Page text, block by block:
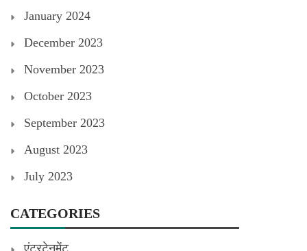
January 2024
December 2023
November 2023
October 2023
September 2023
August 2023
July 2023
CATEGORIES
एंटरटेनमेंट